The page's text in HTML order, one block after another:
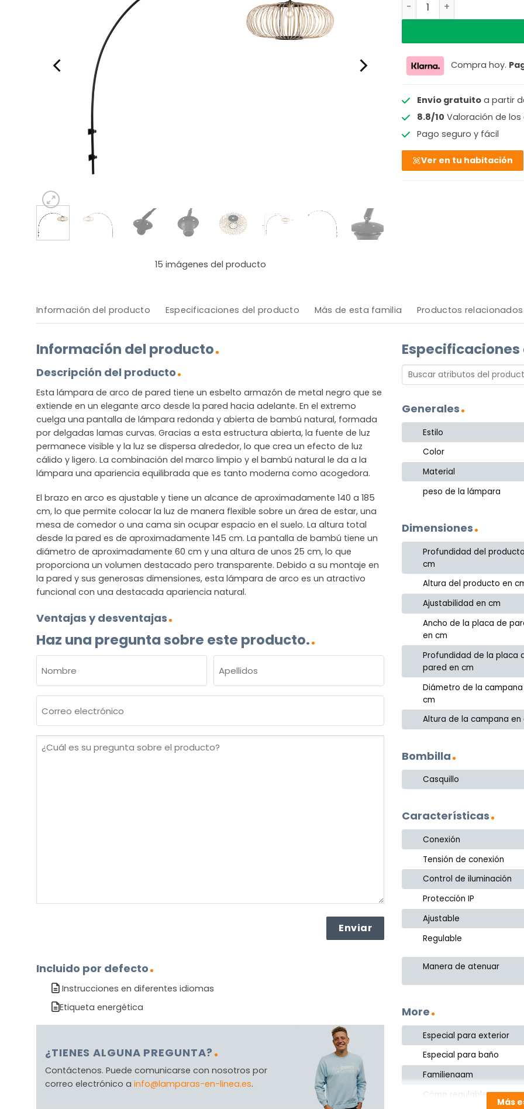
15 imágenes del producto
Compra hoy.
Envío gratuitoa partir
8.8/10 Valoración de los
Pago seguro y fácil
Ver en tu habitación
Información del producto Especificaciones del producto Más de esta familia Productos relacionados
Información del producto
Descripción del producto
Esta lámpara de arco de pared tiene un esbelto armazón de metal negro que se
extiende en un elegante arco desde la pared hacia adelante. En el extremo
cuelga una pantalla de lámpara redonda y abierta de bambú natural, formada
por delgadas lamas curvas. Gracias a esta estructura abierta, la fuente de luz
permanece visible y la luz se dispersa alrededor, lo que crea un efecto de luz
cálido y ligero. La combinación del marco limpio y el bambú natural le da a la
lámpara una apariencia equilibrada que es tanto moderna como acogedora.
El brazo en arco es ajustable y tiene un alcance de aproximadamente 140 a 185
cm, lo que permite colocar la luz de manera flexible sobre un área de estar, una
mesa de comedor o una cama sin ocupar espacio en el suelo. La altura total
desde la pared es de aproximadamente 145 cm. La pantalla de bambú tiene un
diámetro de aproximadamente 60 cm y una altura de unos 25 cm, lo que
proporciona un volumen destacado pero transparente. Debido a su montaje en
la pared y sus generosas dimensiones, esta lámpara de arco es un atractivo
funcional con una destacada apariencia natural.
Ventajas y desventajas
Haz una pregunta sobre este producto.
(OBLIGATORIO)
Nombre Apellidos
electrónico
¿Cuál
Incluido por defecto
Instrucciones en diferentes idiomas
Etiqueta energética
¿TIENES ALGUNA PREGUNTA?
Contáctenos. Puede comunicarse con nosotros por
correo electrónico a info@lamparas-en-linea.es.
Generales
Estilo
Color
Material
peso de la lámpara
Dimensiones
Profundidad del
cm
Altura del producto en
Ajustabilidad en cm
Ancho de la placa de
en cm
Profundidad de la placa
pared en cm
Diámetro de la campana
cm
Altura de la campana en
Bombilla
Casquillo
Características
Conexión
Tensión de conexión
Control de iluminación
Protección IP
Ajustable
Regulable
Manera de atenuar
More
Especial para exterior
Especial para baño
Familienaam
Cómo regulable
Más